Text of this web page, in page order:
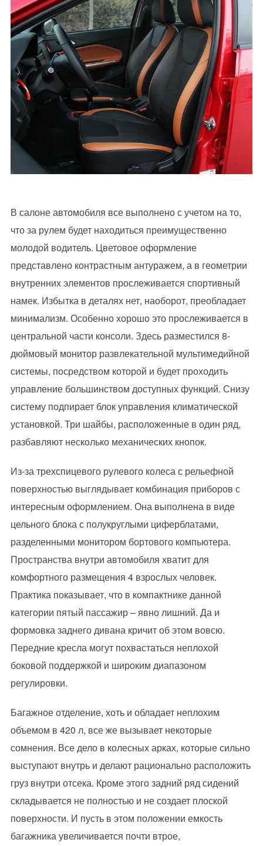
В салоне автомобиля все выполнено с учетом на то,
что за рулем будет находиться преимущественно
молодой водитель. Цветовое оформление
представлено контрастным антуражем, а в геометрии
внутренних элементов прослеживается спортивный
намек. Избытка в деталях нет, наоборот, преобладает
минимализм. Особенно хорошо это прослеживается в
центральной части консоли. Здесь разместился 8-
дюймовый монитор развлекательной мультимедийной
системы, посредством которой и будет проходить
управление большинством доступных функций. Снизу
систему подпирает блок управления климатической
установкой. Три шайбы, расположенные в один ряд,
разбавляют несколько механических кнопок.
Из-за трехспицевого рулевого колеса с рельефной
поверхностью выглядывает комбинация приборов с
интересным оформлением. Она выполнена в виде
цельного блока с полукруглыми циферблатами,
разделенными монитором бортового компьютера.
Пространства внутри автомобиля хватит для
комфортного размещения 4 взрослых человек.
Практика показывает, что в компактнике данной
категории пятый пассажир – явно лишний. Да и
формовка заднего дивана кричит об этом вовсю.
Передние кресла могут похвастаться неплохой
боковой поддержкой и широким диапазоном
регулировки.
Багажное отделение, хоть и обладает неплохим
объемом в 420 л, все же вызывает некоторые
сомнения. Все дело в колесных арках, которые сильно
выступают внутрь и делают рационально расположить
груз внутри отсека. Кроме этого задний ряд сидений
складывается не полностью и не создает плоской
поверхности. И пусть в этом положении емкость
багажника увеличивается почти втрое,